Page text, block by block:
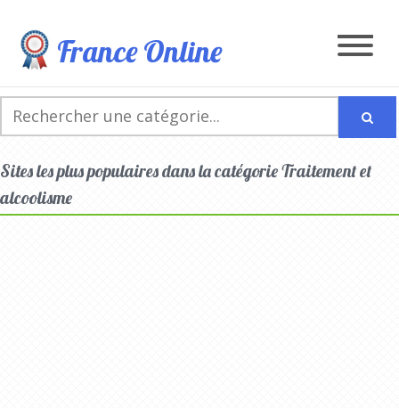
France Online
Sites les plus populaires dans la catégorie Traitement et
alcoolisme